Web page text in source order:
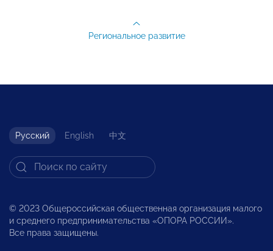
Региональное развитие
Русский English 中文
© 2023 Общероссийская общественная организация малого
и среднего предпринимательства «ОПОРА РОССИИ».
Все права защищены.